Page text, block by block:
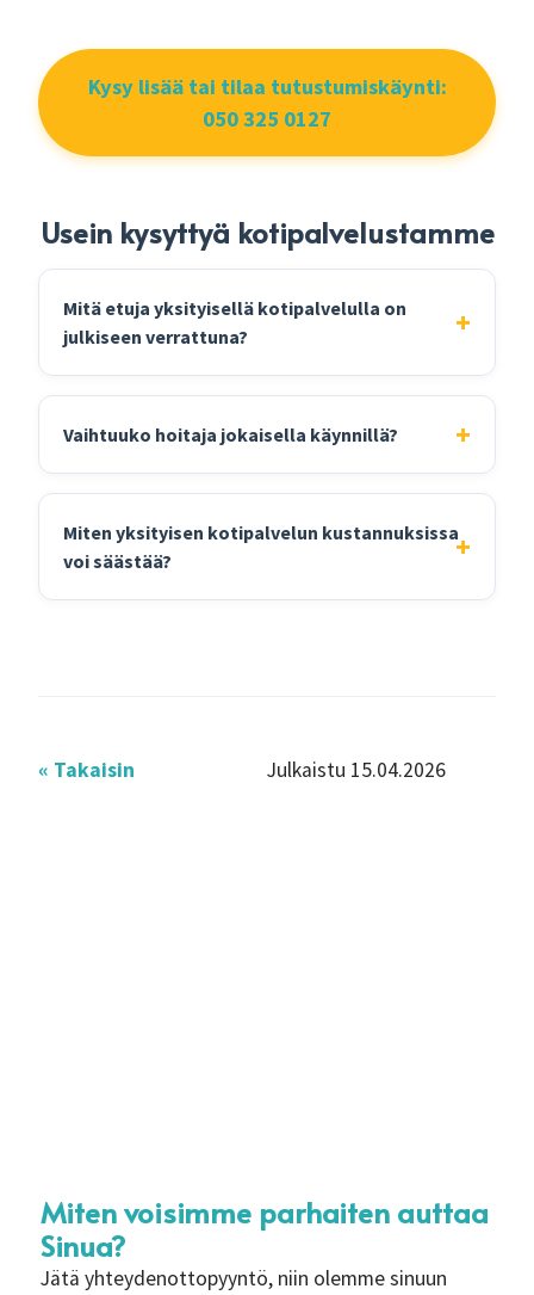
Kysy lisää tai tilaa tutustumiskäynti:
050 325 0127
Usein kysyttyä kotipalvelustamme
Mitä etuja yksityisellä kotipalvelulla on
julkiseen verrattuna?
Vaihtuuko hoitaja jokaisella käynnillä?
Miten yksityisen kotipalvelun kustannuksissa
voi säästää?
« Takaisin Julkaistu 15.04.2026
Miten voisimme parhaiten auttaa
Sinua?
Jätä yhteydenottopyyntö, niin olemme sinuun